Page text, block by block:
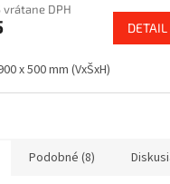
vrátane DPH
DETAIL
x 500 mm (VxŠxH)
Podobné (8)